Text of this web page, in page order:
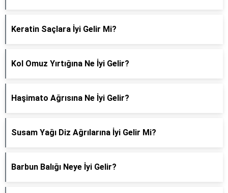
Keratin Saçlara İyi Gelir Mi?
Kol Omuz Yırtığına Ne İyi Gelir?
Haşimato Ağrısına Ne İyi Gelir?
Susam Yağı Diz Ağrılarına İyi Gelir Mi?
Barbun Balığı Neye İyi Gelir?